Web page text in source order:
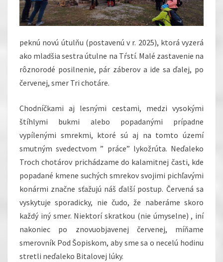
peknú novú útulňu (postavenú v r. 2025), ktorá vyzerá
ako mladšia sestra útulne na Tŕstí. Malé zastavenie na
rôznorodé posilnenie, pár záberov a ide sa ďalej, po
červenej, smer Tri chotáre.
Chodníčkami aj lesnými cestami, medzi vysokými
štíhlymi bukmi alebo popadanými prípadne
vypílenými smrekmi, ktoré sú aj na tomto území
smutným svedectvom ” práce” lykožrúta. Neďaleko
Troch chotárov prichádzame do kalamitnej časti, kde
popadané kmene suchých smrekov svojimi pichľavými
konármi značne sťažujú náš ďalší postup. Červená sa
vyskytuje sporadicky, nie čudo, že naberáme skoro
každý iný smer. Niektorí skratkou (nie úmyselne) , iní
nakoniec po znovuobjavenej červenej, míňame
smerovník Pod Šopiskom, aby sme sa o necelú hodinu
stretli neďaleko Bitalovej lúky.